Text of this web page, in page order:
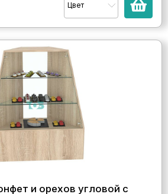
Цвет
и орехов угловой с